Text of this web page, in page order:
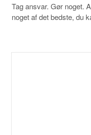
Tag ansvar. Gør noget.
noget af det bedste, du